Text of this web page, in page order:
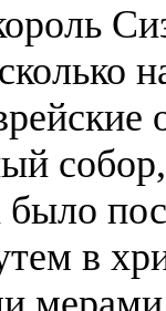
было
в